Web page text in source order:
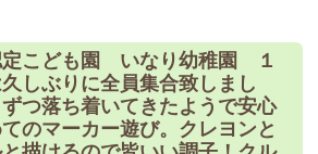
こども園 いなり幼稚園 １
しぶりに全員集合致しまし
つ落ち着いてきたようで安心
のマーカー遊び。クレヨンと